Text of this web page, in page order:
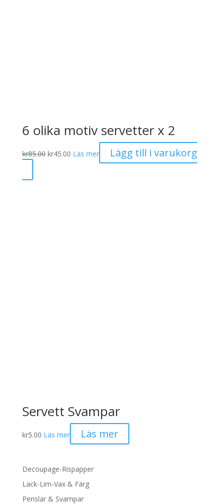
6 olika motiv servetter x 2
kr85.00 Det
kr45.00Det
nuvarande
Läs mer Lägg till i varukorg
Servett Svampar
kr5.00 Läs mer Läs mer
Decoupage-Rispapper
Lack-Lim-Vax & Färg
Penslar & Svampar